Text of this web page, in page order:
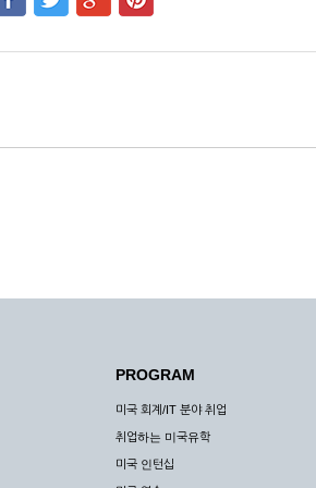
PROGRAM
미국 회계/IT 분야 취업
취업하는 미국유학
미국 인턴십